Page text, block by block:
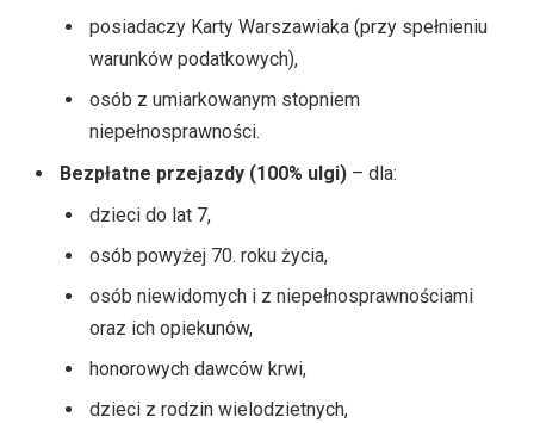
posiadaczy Karty Warszawiaka (przy spełnieniu
warunków podatkowych),
osób z umiarkowanym stopniem
niepełnosprawności.
Bezpłatne przejazdy (100% ulgi) – dla:
dzieci do lat 7,
osób powyżej 70. roku życia,
osób niewidomych i z niepełnosprawnościami
oraz ich opiekunów,
honorowych dawców krwi,
dzieci z rodzin wielodzietnych,